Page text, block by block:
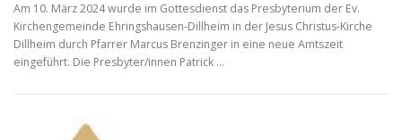
Am 10. März 2024 wurde im Gottesdienst das Presbyterium der Ev.
Kirchengemeinde Ehringshausen-Dillheim in der Jesus Christus-Kirche
Dillheim durch Pfarrer Marcus Brenzinger in eine neue Amtszeit
eingeführt. Die Presbyter/innen Patrick …